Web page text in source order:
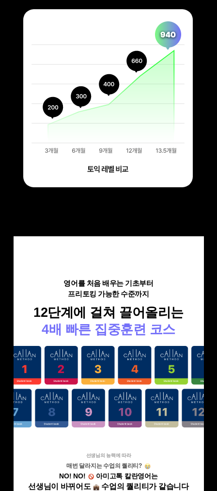
영어를 처음 배우는 기초부터
프리토킹 가능한 수준까지
12단계에 걸쳐 끌어올리는
4배 빠른 집중훈련 코스
선생님의 능력에 따라
매번 달라지는 수업의 퀄리티?
NO! NO! 아미고톡 칼란영어는
선생님이 바뀌어도 수업의 퀄리티가 같습니다